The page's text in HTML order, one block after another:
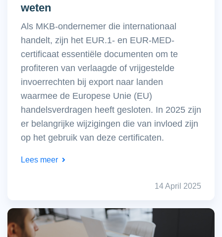
weten
Als MKB-ondernemer die internationaal
handelt, zijn het EUR.1- en EUR-MED-
certificaat essentiële documenten om te
profiteren van verlaagde of vrijgestelde
invoerrechten bij export naar landen
waarmee de Europese Unie (EU)
handelsverdragen heeft gesloten. In 2025 zijn
er belangrijke wijzigingen die van invloed zijn
op het gebruik van deze certificaten.​
Lees meer
14 April 2025